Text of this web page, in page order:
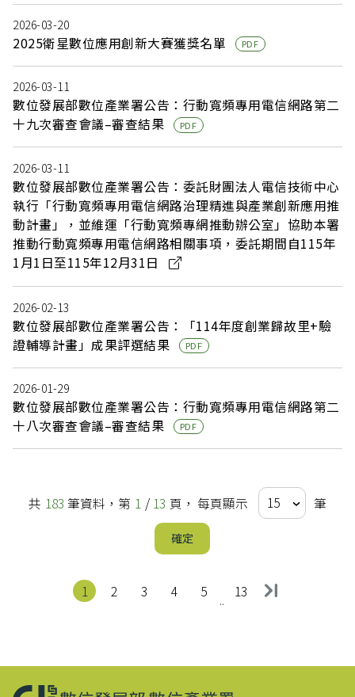
2026-03-20
2025衛星數位應用創新大賽獲獎名單 PDF
2026-03-11
數位發展部數位產業署公告：行動寬頻專用電信網路第二
十九次審查會議–審查結果
PDF
2026-03-11
數位發展部數位產業署公告：委託財團法人電信技術中心
執行「行動寬頻專用電信網路治理精進與產業創新應用推
動計畫」，並維運「行動寬頻專網推動辦公室」協助本署
推動行動寬頻專用電信網路相關事項，委託期間自115年
1月1日至115年12月31日
2026-02-13
數位發展部數位產業署公告：「114年度創業歸故里+驗
證輔導計畫」成果評選結果
PDF
2026-01-29
數位發展部數位產業署公告：行動寬頻專用電信網路第二
十八次審查會議–審查結果
PDF
共 183 筆資料，第 1 / 13 頁， 每頁顯示 筆
確定
1 2 3 4 5 .. 13